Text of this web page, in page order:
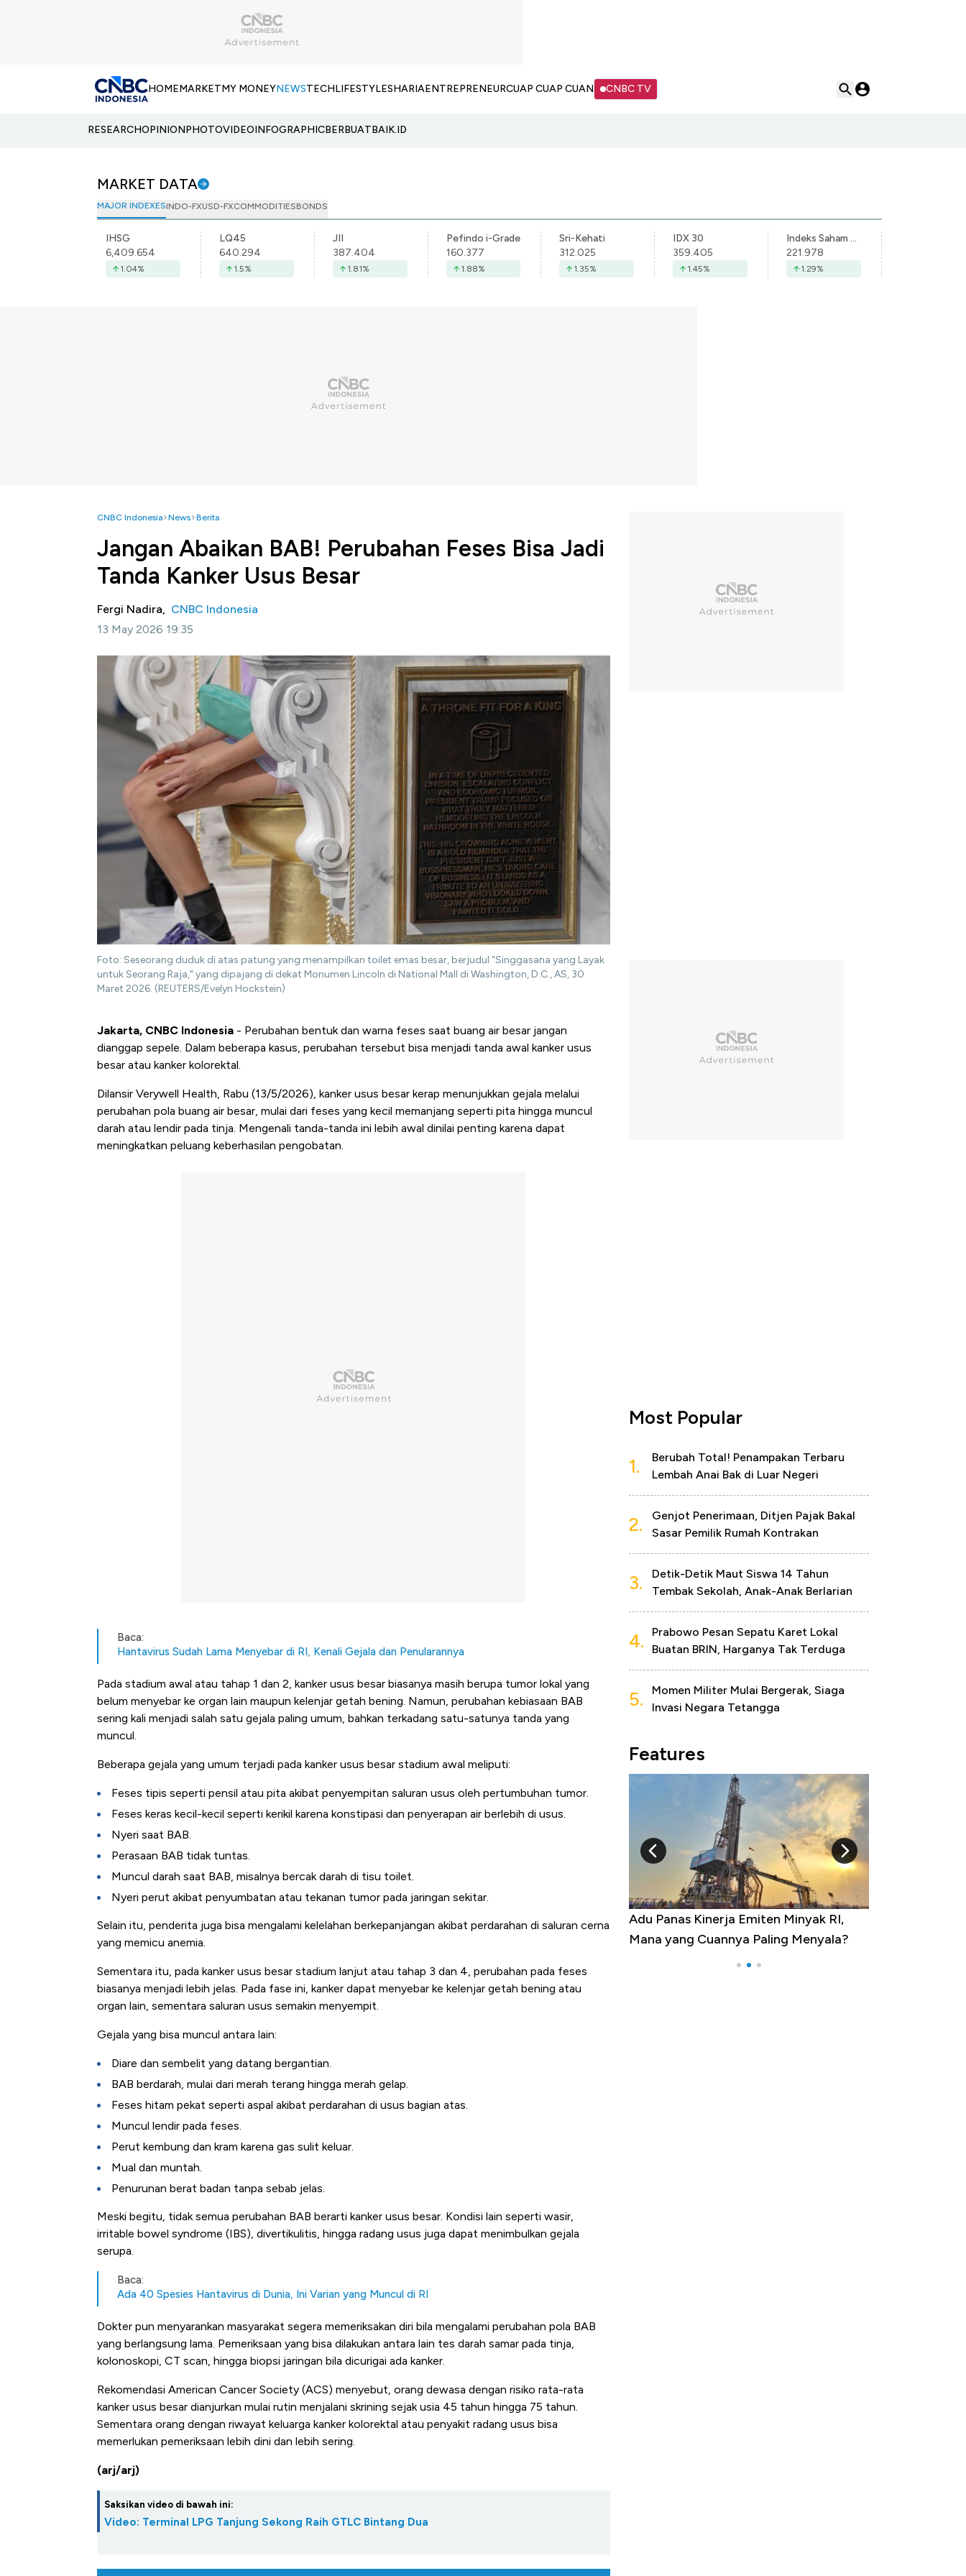
HOMEMARKETMY MONEYNEWSTECHLIFESTYLESHARIAENTREPRENEURCUAP CUAP CUAN CNBC TV
RESEARCHOPINIONPHOTOVIDEOINFOGRAPHICBERBUATBAIK.ID
MARKET DATA
MAJOR INDEXESINDO-FXUSD-FXCOMMODITIESBONDS
IHSG
6,409.654
1.04%
LQ45
640.294
1.5%
JII
387.404
1.81%
Pefindo i-Grade
160.377
1.88%
Sri-Kehati
312.025
1.35%
IDX 30
359.405
1.45%
Indeks Saham Syariah Indonesia
221.978
1.29%
CNBC Indonesia News Berita
Jangan Abaikan BAB! Perubahan Feses Bisa Jadi
Tanda Kanker Usus Besar
Fergi Nadira, CNBC Indonesia
13 May 2026 19:35
Foto: Seseorang duduk di atas patung yang menampilkan toilet emas besar, berjudul "Singgasana yang Layak
untuk Seorang Raja," yang dipajang di dekat Monumen Lincoln di National Mall di Washington, D.C., AS, 30
Maret 2026. (REUTERS/Evelyn Hockstein)
Jakarta, CNBC Indonesia - Perubahan bentuk dan warna feses saat buang air besar jangan
dianggap sepele. Dalam beberapa kasus, perubahan tersebut bisa menjadi tanda awal kanker usus
besar atau kanker kolorektal.
Dilansir Verywell Health, Rabu (13/5/2026), kanker usus besar kerap menunjukkan gejala melalui
perubahan pola buang air besar, mulai dari feses yang kecil memanjang seperti pita hingga muncul
darah atau lendir pada tinja. Mengenali tanda-tanda ini lebih awal dinilai penting karena dapat
meningkatkan peluang keberhasilan pengobatan.
Baca:
Hantavirus Sudah Lama Menyebar di RI, Kenali Gejala dan Penularannya
Pada stadium awal atau tahap 1 dan 2, kanker usus besar biasanya masih berupa tumor lokal yang
belum menyebar ke organ lain maupun kelenjar getah bening. Namun, perubahan kebiasaan BAB
sering kali menjadi salah satu gejala paling umum, bahkan terkadang satu-satunya tanda yang
muncul.
Beberapa gejala yang umum terjadi pada kanker usus besar stadium awal meliputi:
Feses tipis seperti pensil atau pita akibat penyempitan saluran usus oleh pertumbuhan tumor.
Feses keras kecil-kecil seperti kerikil karena konstipasi dan penyerapan air berlebih di usus.
Nyeri saat BAB.
Perasaan BAB tidak tuntas.
Muncul darah saat BAB, misalnya bercak darah di tisu toilet.
Nyeri perut akibat penyumbatan atau tekanan tumor pada jaringan sekitar.
Selain itu, penderita juga bisa mengalami kelelahan berkepanjangan akibat perdarahan di saluran cerna
yang memicu anemia.
Sementara itu, pada kanker usus besar stadium lanjut atau tahap 3 dan 4, perubahan pada feses
biasanya menjadi lebih jelas. Pada fase ini, kanker dapat menyebar ke kelenjar getah bening atau
organ lain, sementara saluran usus semakin menyempit.
Gejala yang bisa muncul antara lain:
Diare dan sembelit yang datang bergantian.
BAB berdarah, mulai dari merah terang hingga merah gelap.
Feses hitam pekat seperti aspal akibat perdarahan di usus bagian atas.
Muncul lendir pada feses.
Perut kembung dan kram karena gas sulit keluar.
Mual dan muntah.
Penurunan berat badan tanpa sebab jelas.
Meski begitu, tidak semua perubahan BAB berarti kanker usus besar. Kondisi lain seperti wasir,
irritable bowel syndrome (IBS), divertikulitis, hingga radang usus juga dapat menimbulkan gejala
serupa.
Baca:
Ada 40 Spesies Hantavirus di Dunia, Ini Varian yang Muncul di RI
Dokter pun menyarankan masyarakat segera memeriksakan diri bila mengalami perubahan pola BAB
yang berlangsung lama. Pemeriksaan yang bisa dilakukan antara lain tes darah samar pada tinja,
kolonoskopi, CT scan, hingga biopsi jaringan bila dicurigai ada kanker.
Rekomendasi American Cancer Society (ACS) menyebut, orang dewasa dengan risiko rata-rata
kanker usus besar dianjurkan mulai rutin menjalani skrining sejak usia 45 tahun hingga 75 tahun.
Sementara orang dengan riwayat keluarga kanker kolorektal atau penyakit radang usus bisa
memerlukan pemeriksaan lebih dini dan lebih sering.
(arj/arj)
Saksikan video di bawah ini:
Video: Terminal LPG Tanjung Sekong Raih GTLC Bintang Dua
Most Popular
1.
Berubah Total! Penampakan Terbaru
Lembah Anai Bak di Luar Negeri
2.
Genjot Penerimaan, Ditjen Pajak Bakal
Sasar Pemilik Rumah Kontrakan
3.
Detik-Detik Maut Siswa 14 Tahun
Tembak Sekolah, Anak-Anak Berlarian
4.
Prabowo Pesan Sepatu Karet Lokal
Buatan BRIN, Harganya Tak Terduga
5.
Momen Militer Mulai Bergerak, Siaga
Invasi Negara Tetangga
Features
Kongo Tutup Keran Ekspor, Harga
Adu Panas Kinerja Emiten Minyak RI,
Mana yang Cuannya Paling Menyala?